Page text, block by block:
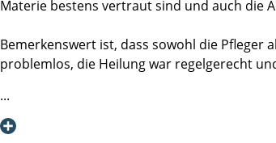
Materie bestens vertraut sind und auch die
Bemerkenswert ist, dass sowohl die Pfleger
problemlos, die Heilung war regelgerecht
Im Verlauf war ich ca. eine Woche nach der
Station 41, wo mir Herr Jan Palec